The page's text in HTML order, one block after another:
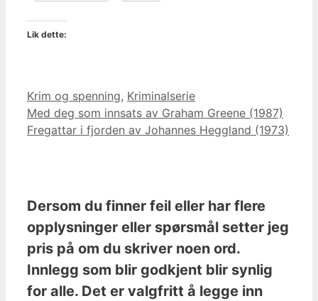
Lik dette:
Kategorier
Krim og spenning, Kriminalserie
Med deg som innsats av Graham Greene (1987)
Fregattar i fjorden av Johannes Heggland (1973)
Dersom du finner feil eller har flere
opplysninger eller spørsmål setter jeg
pris på om du skriver noen ord.
Innlegg som blir godkjent blir synlig
for alle. Det er valgfritt å legge inn